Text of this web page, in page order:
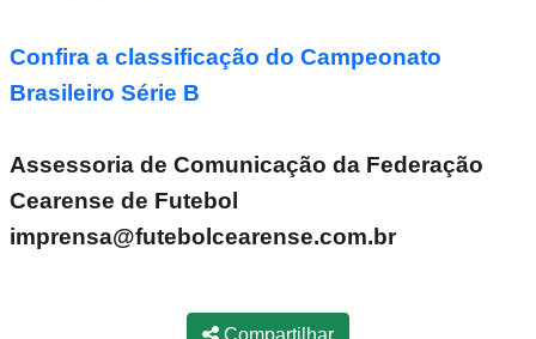
Confira a classificação do Campeonato
Brasileiro Série B
Assessoria de Comunicação da Federação
Cearense de Futebol
imprensa@futebolcearense.com.br